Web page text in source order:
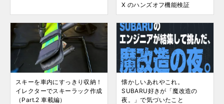
X のハンズオフ機能検証
スキーを車内にすっきり収納！
イレクターでスキーラック作成
（Part.2 車載編）
懐かしいあれやこれ。
SUBARU好きが「魔改造の
夜。」で気づいたこと